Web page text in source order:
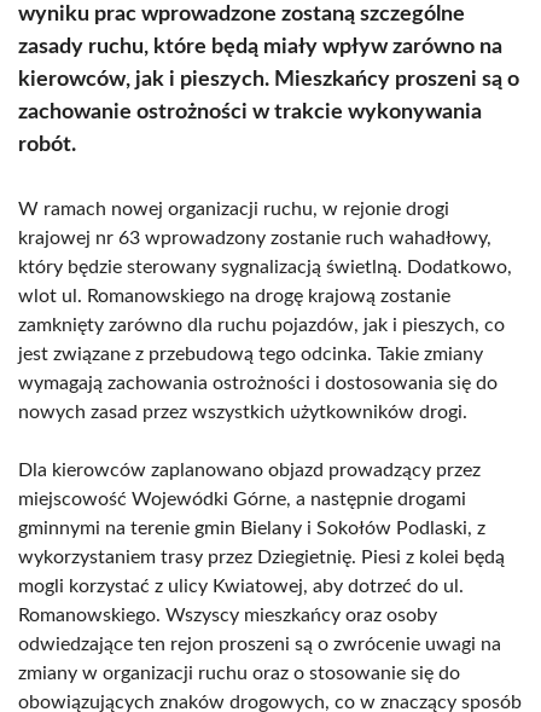
wyniku prac wprowadzone zostaną szczególne
zasady ruchu, które będą miały wpływ zarówno na
kierowców, jak i pieszych. Mieszkańcy proszeni są o
zachowanie ostrożności w trakcie wykonywania
robót.
W ramach nowej organizacji ruchu, w rejonie drogi
krajowej nr 63 wprowadzony zostanie ruch wahadłowy,
który będzie sterowany sygnalizacją świetlną. Dodatkowo,
wlot ul. Romanowskiego na drogę krajową zostanie
zamknięty zarówno dla ruchu pojazdów, jak i pieszych, co
jest związane z przebudową tego odcinka. Takie zmiany
wymagają zachowania ostrożności i dostosowania się do
nowych zasad przez wszystkich użytkowników drogi.
Dla kierowców zaplanowano objazd prowadzący przez
miejscowość Wojewódki Górne, a następnie drogami
gminnymi na terenie gmin Bielany i Sokołów Podlaski, z
wykorzystaniem trasy przez Dziegietnię. Piesi z kolei będą
mogli korzystać z ulicy Kwiatowej, aby dotrzeć do ul.
Romanowskiego. Wszyscy mieszkańcy oraz osoby
odwiedzające ten rejon proszeni są o zwrócenie uwagi na
zmiany w organizacji ruchu oraz o stosowanie się do
obowiązujących znaków drogowych, co w znaczący sposób